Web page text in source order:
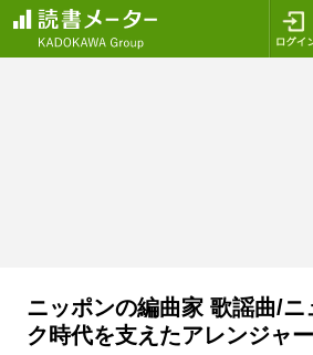
ニッポンの編曲家 歌謡曲/ニ
ク時代を支えたアレンジャ